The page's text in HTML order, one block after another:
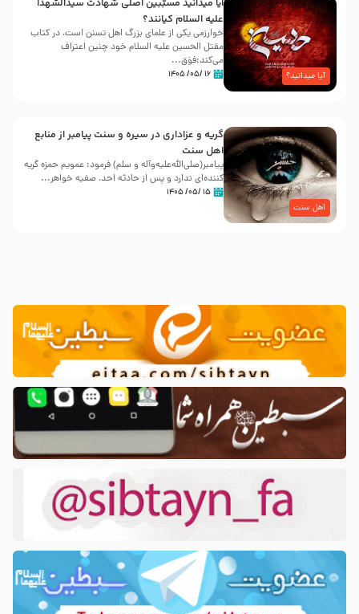
آیا میدانید؟
آیا میدانید مسبّبین اصلی شهادت سیدالشهدا
علیه ‌السلام کیانند؟
خوارزمی یکی از علمای بزرگ اهل تسنن است، در کتاب
مقتل الحسین علیه ‌السلام خود چنین اعتراف
می‌کند:فوَق...
۱۶ /۰۵/ ۱۴۰۵
اهل سنت
گریه و عزاداری در سیره و سنت پیامبر از منابع
اهل سنت
پیامبر(صلی‌الله‌علیه‌وآله و سلم) فرمود: عمویم حمزه گریه
کننده‌ای ندارد و پس از حادثه احد، صفیه خواهر...
۱۵ /۰۵/ ۱۴۰۵